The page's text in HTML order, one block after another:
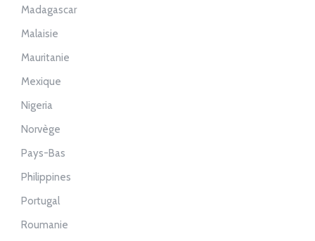
Madagascar
Malaisie
Mauritanie
Mexique
Nigeria
Norvège
Pays-Bas
Philippines
Portugal
Roumanie